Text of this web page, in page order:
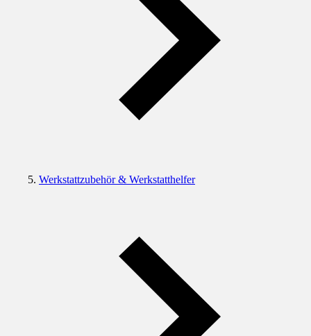
Werkstattzubehör & Werkstatthelfer